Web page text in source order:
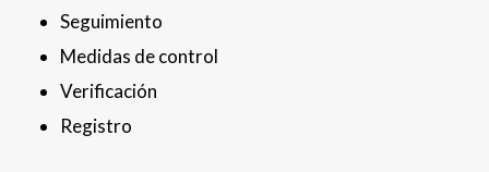
Seguimiento
Medidas de control
Verificación
Registro